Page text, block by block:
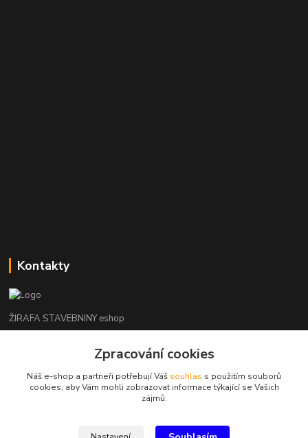
Kontakty
ŽIRAFA STAVEBNINY eshop
+420 312 685 342
kladno@zirafa-stavebniny.cz
Zpracování cookies
Náš e-shop a partneři potřebují Váš souhlas s použitím souborů
cookies, aby Vám mohli zobrazovat informace týkající se Vašich
zájmů.